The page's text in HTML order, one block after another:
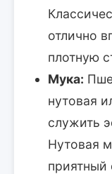
отлично
плотную
Мука:
нутовая
служить
Нутовая
приятный